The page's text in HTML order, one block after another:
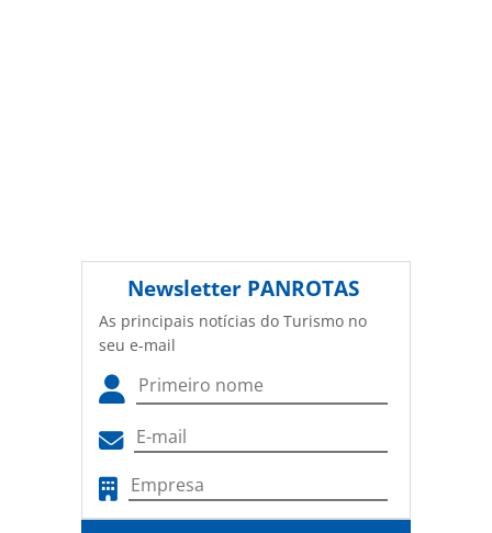
Newsletter PANROTAS
As principais notícias do Turismo no
seu e-mail